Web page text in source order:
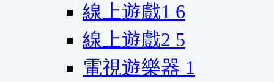
線上遊戲1 6
線上遊戲2 5
電視遊樂器 1